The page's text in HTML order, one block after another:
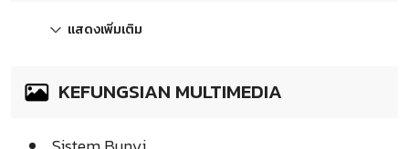
แสดงเพิ่มเติม
KEFUNGSIAN MULTIMEDIA